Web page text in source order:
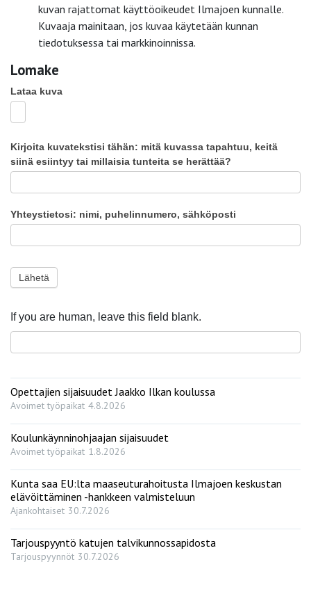
kuvan rajattomat käyttöoikeudet Ilmajoen kunnalle.
Kuvaaja mainitaan, jos kuvaa käytetään kunnan
tiedotuksessa tai markkinoinnissa.
Lomake
kuvakisa
Lataa kuva
Kirjoita kuvatekstisi tähän: mitä kuvassa tapahtuu, keitä
siinä esiintyy tai millaisia tunteita se herättää?
Yhteystietosi: nimi, puhelinnumero, sähköposti
Lähetä
If you are human, leave this field blank.
Opettajien sijaisuudet Jaakko Ilkan koulussa
Avoimet työpaikat 4.8.2026
Koulunkäynninohjaajan sijaisuudet
Avoimet työpaikat 1.8.2026
Kunta saa EU:lta maaseuturahoitusta Ilmajoen keskustan
elävöittäminen -hankkeen valmisteluun
Ajankohtaiset 30.7.2026
Tarjouspyyntö katujen talvikunnossapidosta
Tarjouspyynnöt 30.7.2026